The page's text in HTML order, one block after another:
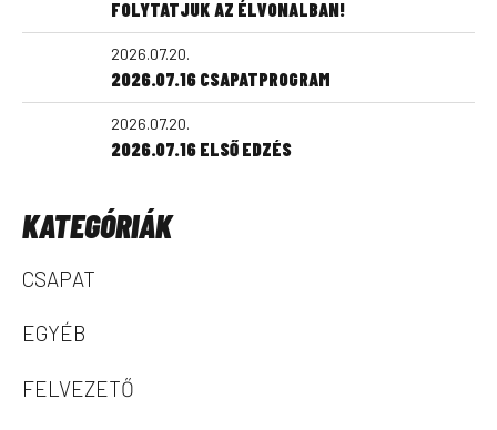
FOLYTATJUK AZ ÉLVONALBAN!
2026.07.20.
2026.07.16 CSAPATPROGRAM
2026.07.20.
2026.07.16 ELSŐ EDZÉS
KATEGÓRIÁK
CSAPAT
EGYÉB
FELVEZETŐ